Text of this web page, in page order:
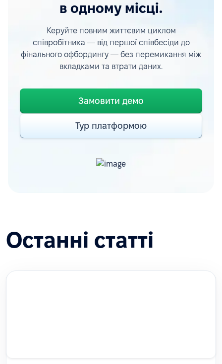
в одному місці.
Керуйте повним життєвим циклом
співробітника — від першої співбесіди до
фінального офбордингу — без перемикання між
вкладками та втрати даних.
Замовити демо
Тур платформою
Останні статті